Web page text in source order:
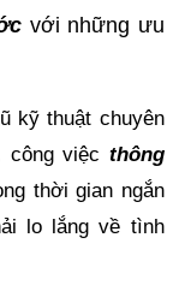
với những ưu
kỹ thuật chuyên
công việc thông
thời gian ngắn
lo lắng về tình